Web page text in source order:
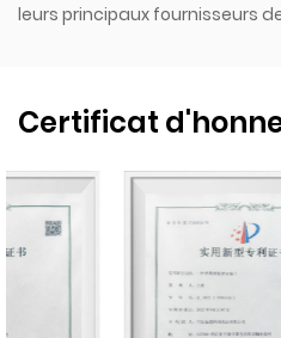
leurs principaux fournisseurs
Certificat